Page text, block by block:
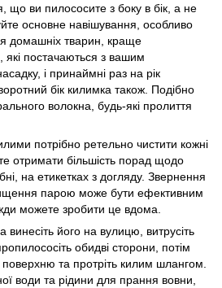
що ви пилососите з боку в бік, а не
основне навішування, особливо
домашніх тварин, краще
які постачаються з вашим
і принаймні раз на рік
бік килимка також. Подібно
волокна, будь-які пролиття
потрібно ретельно чистити кожні
отримати більшість порад щодо
на етикетках з догляду. Звернення
парою може бути ефективним
можете зробити це вдома.
його на вулицю, витрусіть
обидві сторони, потім
поверхню та протріть килим шлангом.
води та рідини для прання вовни,